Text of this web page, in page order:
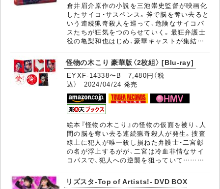
倉井眉介原作の小説を三池崇史監督が映画化
したサイコ・サスペンス。斧で脳を奪い去ると
いう連続猟奇殺人を巡って、危険なサイコパ
スたちが狂気をつのらせていく。最狂弁護士
役の亀梨和也はじめ、豪華キャストが集結…
怪物の木こり 豪華版〈2枚組〉 [Blu-ray]
EYXF-14338〜B 7,480円（税
込） 2024/04/24 発売
絵本『怪物の木こり』の怪物の仮面を被り、人
間の脳を奪い去る連続猟奇殺人が発生。捜査
線上に犯人が唯一殺し損ねた弁護士・二宮彰
の名が浮上するがが、二宮は冷血非情なサイ
コパスで、犯人への逆襲を狙っていて………
リズスタ-Top of Artists!- DVD BOX